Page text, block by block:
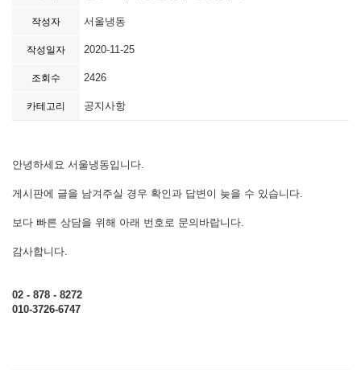
작성자 서울냉동
작성일자 2020-11-25
조회수 2426
카테고리 공지사항
안녕하세요 서울냉동입니다.
게시판에 글을 남겨주실 경우 확인과 답변이 늦을 수 있습니다.
보다 빠른 상담을 위해 아래 번호로 문의바랍니다.
감사합니다.
02 - 878 - 8272
010-3726-6747